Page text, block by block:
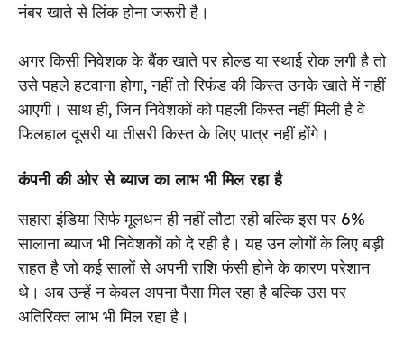
नंबर खाते से लिंक होना जरूरी है।
अगर किसी निवेशक के बैंक खाते पर होल्ड या स्थाई रोक लगी है तो
उसे पहले हटवाना होगा, नहीं तो रिफंड की किस्त उनके खाते में नहीं
आएगी। साथ ही, जिन निवेशकों को पहली किस्त नहीं मिली है वे
फिलहाल दूसरी या तीसरी किस्त के लिए पात्र नहीं होंगे।
कंपनी की ओर से ब्याज का लाभ भी मिल रहा है
सहारा इंडिया सिर्फ मूलधन ही नहीं लौटा रही बल्कि इस पर 6%
सालाना ब्याज भी निवेशकों को दे रही है। यह उन लोगों के लिए बड़ी
राहत है जो कई सालों से अपनी राशि फंसी होने के कारण परेशान
थे। अब उन्हें न केवल अपना पैसा मिल रहा है बल्कि उस पर
अतिरिक्त लाभ भी मिल रहा है।